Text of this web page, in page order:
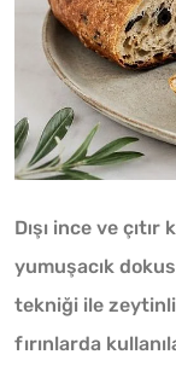
Dışı ince ve
yumuşacık
tekniği ile
fırınlarda